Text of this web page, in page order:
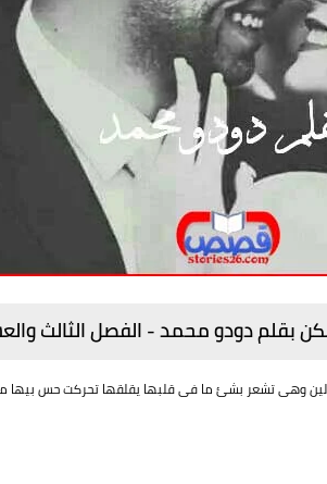
بقلم دودو محمد - الفصل الثالث
وهى تشعر بشئ ما فى قلبها يقلقها تحركت حس بيها